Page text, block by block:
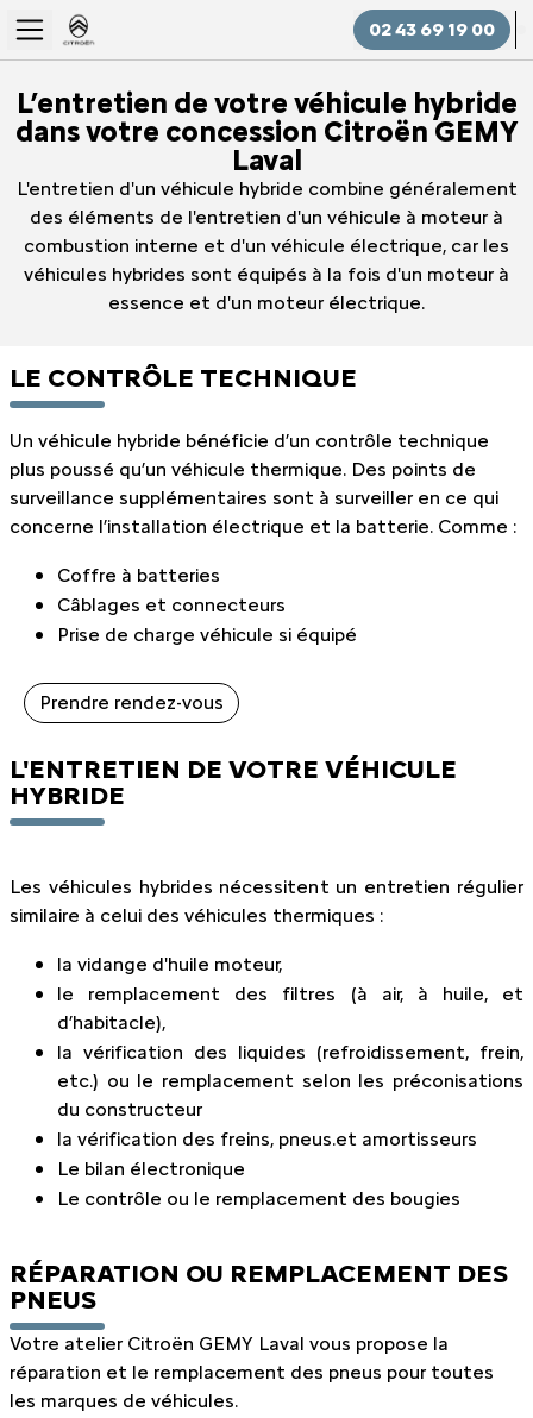
02 43 69 19 00
L’entretien de votre véhicule hybride
dans votre concession Citroën GEMY
Laval
L'entretien d'un véhicule hybride combine généralement
des éléments de l'entretien d'un véhicule à moteur à
combustion interne et d'un véhicule électrique, car les
véhicules hybrides sont équipés à la fois d'un moteur à
essence et d'un moteur électrique.
LE CONTRÔLE TECHNIQUE
Un véhicule hybride bénéficie d’un contrôle technique
plus poussé qu’un véhicule thermique. Des points de
surveillance supplémentaires sont à surveiller en ce qui
concerne l’installation électrique et la batterie. Comme :
Coffre à batteries
Câblages et connecteurs
Prise de charge véhicule si équipé
Prendre rendez-vous
L'ENTRETIEN DE VOTRE VÉHICULE
HYBRIDE
Les véhicules hybrides nécessitent un entretien régulier
similaire à celui des véhicules thermiques :
la vidange d'huile moteur,
le remplacement des filtres (à air, à huile, et
d’habitacle),
la vérification des liquides (refroidissement, frein,
etc.) ou le remplacement selon les préconisations
du constructeur
la vérification des freins, pneus.et amortisseurs
Le bilan électronique
Le contrôle ou le remplacement des bougies
RÉPARATION OU REMPLACEMENT DES
PNEUS
Votre atelier Citroën GEMY Laval vous propose la
réparation et le remplacement des pneus pour toutes
les marques de véhicules.